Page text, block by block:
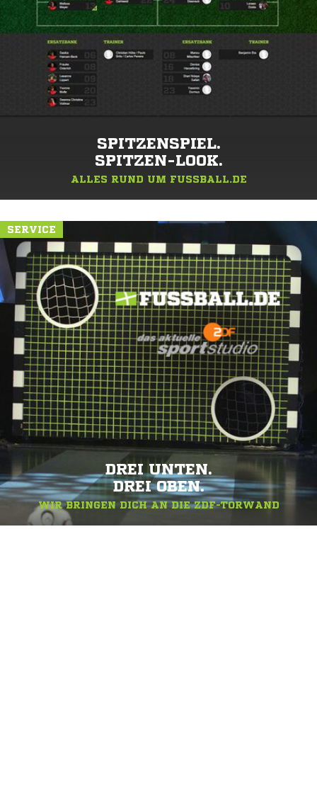
SPITZENSPIEL.
SPITZEN-LOOK.
ALLES RUND UM FUSSBALL.DE
SERVICE
DREI UNTEN.
DREI OBEN.
WIR BRINGEN DICH AN DIE ZDF-TORWAND